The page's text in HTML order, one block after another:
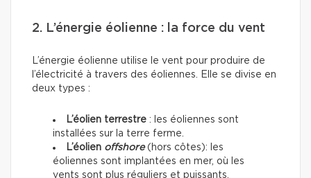
2. L’énergie éolienne : la force du vent
L’énergie éolienne utilise le vent pour produire de
l’électricité à travers des éoliennes. Elle se divise en
deux types :
L’éolien terrestre : les éoliennes sont
installées sur la terre ferme.
L’éolien offshore(hors côtes): les
éoliennes sont implantées en mer, où les
vents sont plus réguliers et puissants.